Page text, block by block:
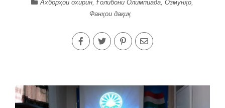
Ахборҳои охирин,Ғолибони Олимпиада,Озмунҳо,
Фанҳои дақиқ